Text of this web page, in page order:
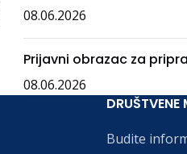
08.06.2026
Prijavni obrazac za
08.06.2026
DRUŠTVENE
Budite